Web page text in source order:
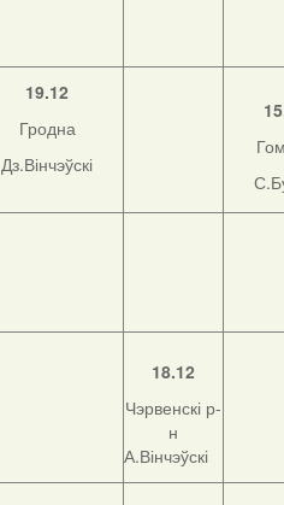
19.12
Гродна
Дз.Вінчэўскі
18.12
Чэрвенскі р-
н
А.Вінчэўскі